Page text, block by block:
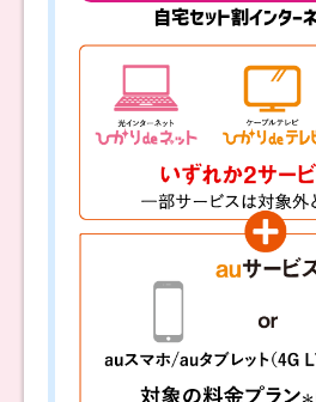
自宅セット割インター